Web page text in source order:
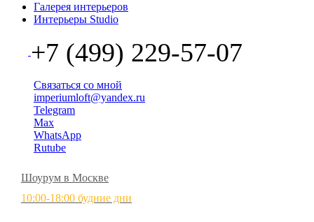
Галерея интерьеров
Интерьеры Studio
+7 (499) 229-57-07
Связаться со мной
imperiumloft@yandex.ru
Telegram
Max
WhatsApp
Rutube
Шоурум в Москве
10:00-18:00 будние дни